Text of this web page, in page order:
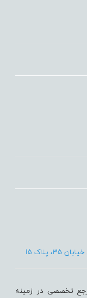
پلاک 15
تخصصی در زمینه